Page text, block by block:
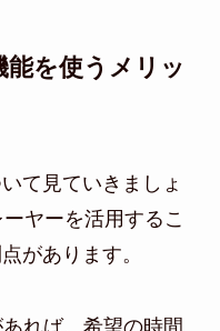
能を使うメリッ
て見ていきましょ
ヤーを活用するこ
があります。
れば、希望の時間